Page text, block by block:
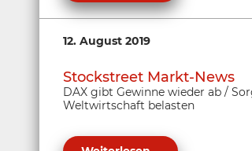
12. August 2019
Stockstreet Markt-News
DAX gibt Gewinne wieder ab /
Weltwirtschaft belasten